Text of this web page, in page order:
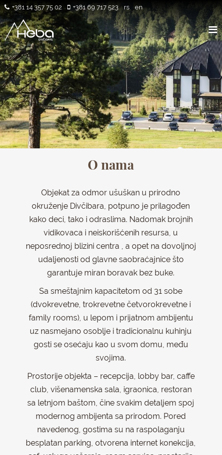
+381 14 357 75 02 +381 69 717 523 rs en
O nama
Objekat za odmor ušuškan u prirodno
okruženje Divčibara, potpuno je prilagođen
kako deci, tako i odraslima. Nadomak brojnih
vidikovaca i neiskorišćenih resursa, u
neposrednoj blizini centra , a opet na dovoljnoj
udaljenosti od glavne saobraćajnice što
garantuje miran boravak bez buke.
Sa smeštajnim kapacitetom od 31 sobe
(dvokrevetne, trokrevetne četvorokrevetne i
family rooms), u lepom i prijatnom ambijentu
uz nasmejano osoblje i tradicionalnu kuhinju
gosti se osećaju kao u svom domu, među
svojima.
Prostorije objekta – recepcija, lobby bar, caffe
club, višenamenska sala, igraonica, restoran
sa letnjom baštom, čine svakim detaljem spoj
modernog ambijenta sa prirodom. Pored
navedenog, gostima su na raspolaganju
besplatan parking, otvorena internet konekcija,